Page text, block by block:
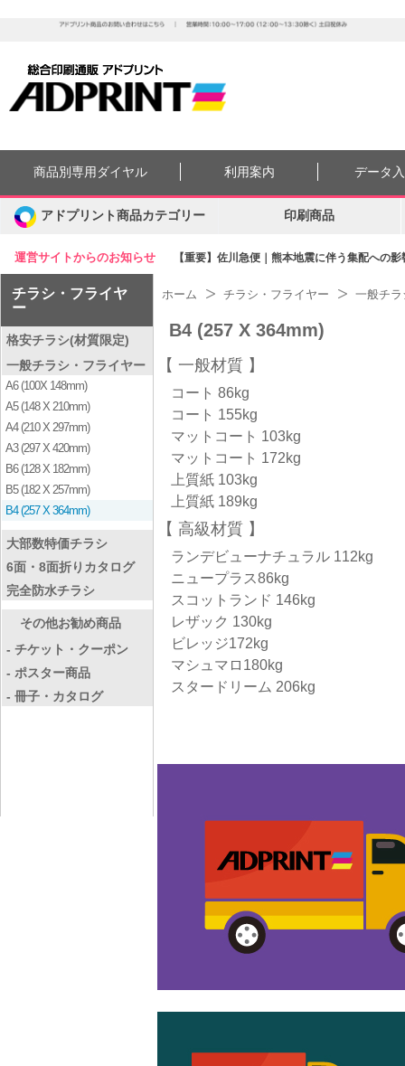
運営サイトからのお知らせ 【重要】佐川急便｜熊本地震に伴う集配への
商品別専用ダイヤル 利用案内 データ
アドプリント商品カテゴリー 印刷商品
チラシ・フライヤ
ー
格安チラシ(材質限定)
一般チラシ・フライヤー
A6 (100X 148mm)
A5 (148 X 210mm)
A4 (210 X 297mm)
A3 (297 X 420mm)
B6 (128 X 182mm)
B5 (182 X 257mm)
B4 (257 X 364mm)
大部数特価チラシ
6面・8面折りカタログ
完全防水チラシ
その他お勧め商品
- チケット・クーポン
- ポスター商品
- 冊子・カタログ
ホーム チラシ・フライヤー 一般チ
B4 (257 X 364mm)
一般材質
コート 86kg
コート 155kg
マットコート 103kg
マットコート 172kg
上質紙 103kg
上質紙 189kg
高級材質
ランデビューナチュラル 112kg
ニュープラス86kg
スコットランド 146kg
レザック 130kg
ビレッジ172kg
マシュマロ180kg
スタードリーム 206kg